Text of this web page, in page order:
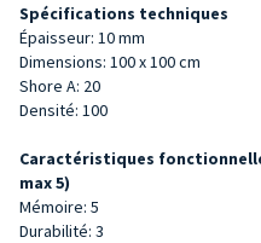
Spécifications techniques
Épaisseur: 10 mm
Dimensions: 100 x 100 cm
Shore A: 20
Densité: 100
Caractéristiques
max 5)
Mémoire: 5
Durabilité: 3